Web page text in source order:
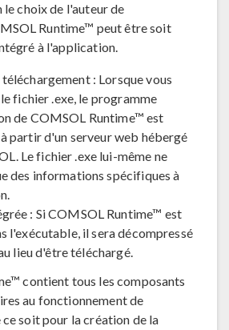
le choix de l'auteur de
Runtime™ peut être soit
à l'application.
: Lorsque vous
fichier .exe, le programme
de COMSOL Runtime™ est
partir d'un serveur web hébergé
Le fichier .exe lui-même ne
des informations spécifiques à
: Si COMSOL Runtime™ est
l'exécutable, il sera décompressé
lieu d'être téléchargé.
contient tous les composants
au fonctionnement de
soit pour la création de la